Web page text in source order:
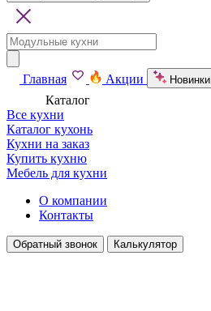
Главная Акции Новинки
Каталог
Все кухни
Каталог кухонь
Кухни на заказ
Купить кухню
Мебель для кухни
О компании
Контакты
Обратный звонок Калькулятор